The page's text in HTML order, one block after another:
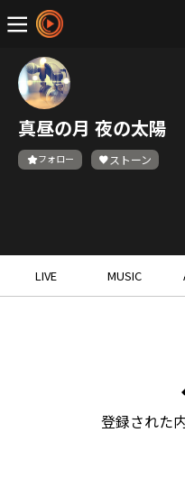
真昼の月 夜の太陽
フォロー ストーン
LIVE MUSIC
登録された